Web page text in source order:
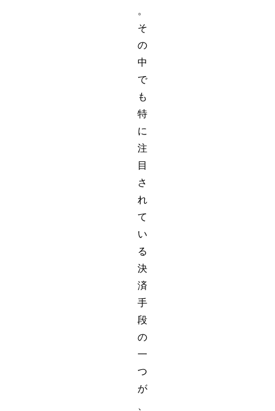
。
そ
の
中
で
も
特
に
注
目
さ
れ
て
い
る
決
済
手
段
の
一
つ
が